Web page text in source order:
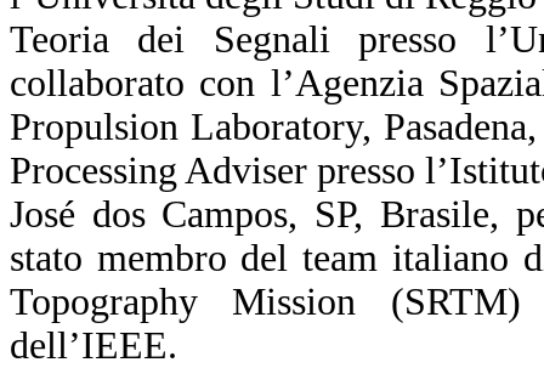
Teoria dei Segnali presso
collaborato con l’Agenzia
Propulsion Laboratory,
Processing Adviser presso
José dos Campos, SP,
stato membro del team italiano
Topography Mission
dell’IEEE.